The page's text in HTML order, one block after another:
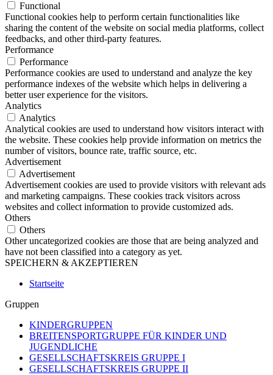
Functional
Functional cookies help to perform certain functionalities like
sharing the content of the website on social media platforms, collect
feedbacks, and other third-party features.
Performance
Performance
Performance cookies are used to understand and analyze the key
performance indexes of the website which helps in delivering a
better user experience for the visitors.
Analytics
Analytics
Analytical cookies are used to understand how visitors interact with
the website. These cookies help provide information on metrics the
number of visitors, bounce rate, traffic source, etc.
Advertisement
Advertisement
Advertisement cookies are used to provide visitors with relevant ads
and marketing campaigns. These cookies track visitors across
websites and collect information to provide customized ads.
Others
Others
Other uncategorized cookies are those that are being analyzed and
have not been classified into a category as yet.
SPEICHERN & AKZEPTIEREN
Startseite
Gruppen
KINDERGRUPPEN
BREITENSPORTGRUPPE FÜR KINDER UND
JUGENDLICHE
GESELLSCHAFTSKREIS GRUPPE I
GESELLSCHAFTSKREIS GRUPPE II